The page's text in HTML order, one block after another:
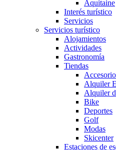
Aquitaine
Interés turístico
Servicios
Servicios turístico
Alojamientos
Actividades
Gastronomía
Tiendas
Alquiler
Alquiler
Bike
Deportes
Golf
Modas
Skicenter
Estaciones de